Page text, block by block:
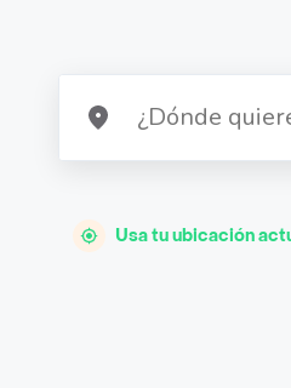
Usa tu ubicación